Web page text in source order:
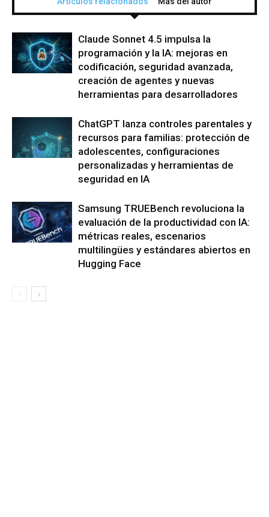
Claude Sonnet 4.5 impulsa la
programación y la IA: mejoras en
codificación, seguridad avanzada,
creación de agentes y nuevas
herramientas para desarrolladores
ChatGPT lanza controles parentales y
recursos para familias: protección de
adolescentes, configuraciones
personalizadas y herramientas de
seguridad en IA
Samsung TRUEBench revoluciona la
evaluación de la productividad con IA:
métricas reales, escenarios
multilingües y estándares abiertos en
Hugging Face